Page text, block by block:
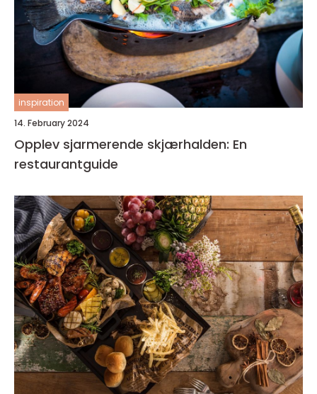
inspiration
14. February 2024
Opplev sjarmerende skjærhalden: En
restaurantguide